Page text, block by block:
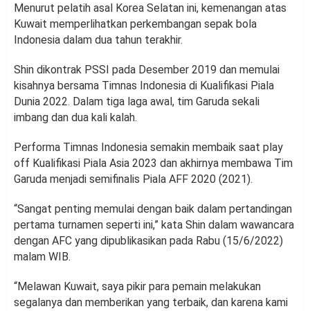
Menurut pelatih asal Korea Selatan ini, kemenangan atas
Kuwait memperlihatkan perkembangan sepak bola
Indonesia dalam dua tahun terakhir.
Shin dikontrak PSSI pada Desember 2019 dan memulai
kisahnya bersama Timnas Indonesia di Kualifikasi Piala
Dunia 2022. Dalam tiga laga awal, tim Garuda sekali
imbang dan dua kali kalah.
Performa Timnas Indonesia semakin membaik saat play
off Kualifikasi Piala Asia 2023 dan akhirnya membawa Tim
Garuda menjadi semifinalis Piala AFF 2020 (2021).
“Sangat penting memulai dengan baik dalam pertandingan
pertama turnamen seperti ini,” kata Shin dalam wawancara
dengan AFC yang dipublikasikan pada Rabu (15/6/2022)
malam WIB.
“Melawan Kuwait, saya pikir para pemain melakukan
segalanya dan memberikan yang terbaik, dan karena kami